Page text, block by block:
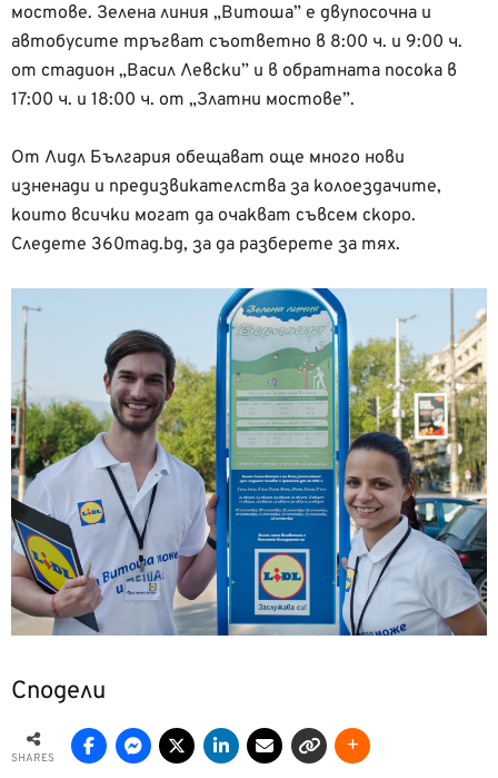
мостове. Зелена линия „Витоша” е двупосочна и
автобусите тръгват съответно в 8:00 ч. и 9:00 ч.
от стадион „Васил Левски” и в обратната посока в
17:00 ч. и 18:00 ч. от „Златни мостове”.
От Лидл България обещават още много нови
изненади и предизвикателства за колоездачите,
които всички могат да очакват съвсем скоро.
Следете 360mag.bg, за да разберете за тях.
Сподели
SHARES